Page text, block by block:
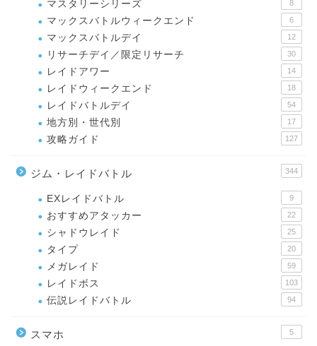
マスタリーシリーズ 8
マックスバトルウィークエンド 6
マックスバトルデイ 12
リサーチデイ／限定リサーチ 30
レイドアワー 14
レイドウィークエンド 18
レイドバトルデイ 54
地方別・世代別 17
攻略ガイド 127
ジム・レイドバトル 344
EXレイドバトル 9
おすすめアタッカー 22
シャドウレイド 25
タイプ 20
メガレイド 59
レイドボス 103
伝説レイドバトル 94
スマホ 5